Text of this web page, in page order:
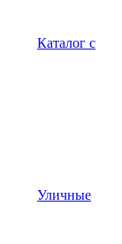
Каталог с
Уличные